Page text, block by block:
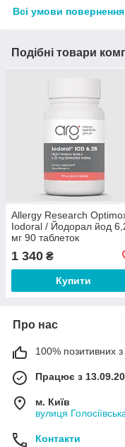
Всі умови повернення
Подібні товари
Allergy Research
Iodoral / Йодорал йод
мг 90 таблеток
1 340 ₴
Купити
Про нас
100% позитивних з
Працює з
м. Київ
вулиця
Контакти